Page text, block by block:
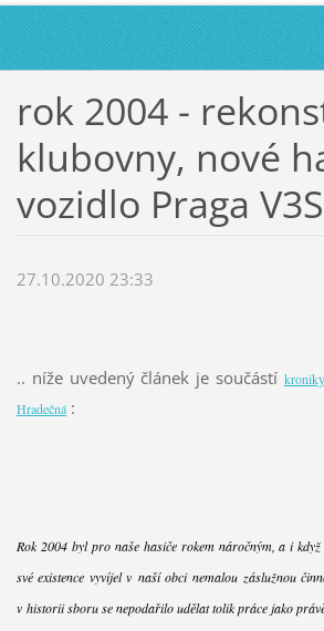
rok 2004 -
klubovny, nové
vozidlo Praga V3S
27.10.2020 23:33
.. níže uvedený článek je součástí
Hradečná:
Rok 2004 byl pro naše hasiče rokem náročným, a i
své existence vyvíjel v naší obci nemalou záslužnou
v historii sboru se nepodařilo udělat tolik práce jako